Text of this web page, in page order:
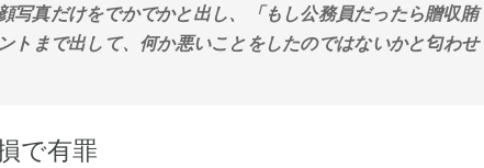
写真だけをでかでかと出し、「もし公務員だったら贈収賄
トまで出して、何か悪いことをしたのではないかと匂わせ
で有罪